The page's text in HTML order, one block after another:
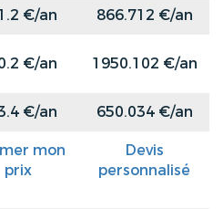
€/an
866.712 €/an
€/an 1950.102 €/an
€/an 650.034 €/an
mon
prix
Devis
personnalisé